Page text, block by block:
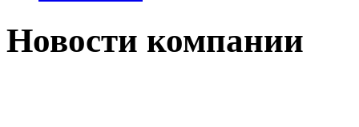
Новости компании